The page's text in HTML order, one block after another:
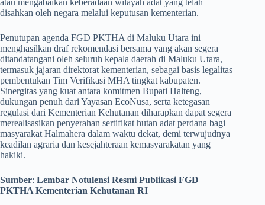
atau mengabaikan keberadaan wilayah adat yang telah
disahkan oleh negara melalui keputusan kementerian.
​Penutupan agenda FGD PKTHA di Maluku Utara ini
menghasilkan draf rekomendasi bersama yang akan segera
ditandatangani oleh seluruh kepala daerah di Maluku Utara,
termasuk jajaran direktorat kementerian, sebagai basis legalitas
pembentukan Tim Verifikasi MHA tingkat kabupaten.
Sinergitas yang kuat antara komitmen Bupati Halteng,
dukungan penuh dari Yayasan EcoNusa, serta ketegasan
regulasi dari Kementerian Kehutanan diharapkan dapat segera
merealisasikan penyerahan sertifikat hutan adat perdana bagi
masyarakat Halmahera dalam waktu dekat, demi terwujudnya
keadilan agraria dan kesejahteraan kemasyarakatan yang
hakiki.
Sumber: Lembar Notulensi Resmi Publikasi FGD
PKTHA Kementerian Kehutanan RI